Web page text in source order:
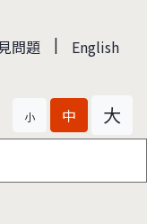
問題 | English
小 中 大